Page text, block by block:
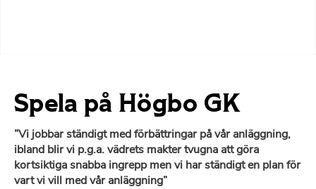
Spela på Högbo GK
”Vi jobbar ständigt med förbättringar på vår anläggning,
ibland blir vi p.g.a. vädrets makter tvugna att göra
kortsiktiga snabba ingrepp men vi har ständigt en plan för
vart vi vill med vår anläggning”